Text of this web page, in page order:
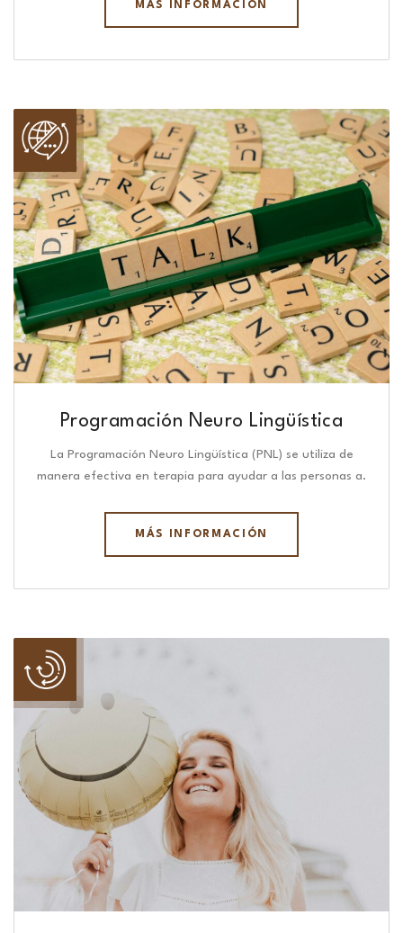
MÁS INFORMACIÓN
Programación Neuro Lingüística​
La Programación Neuro Lingüística (PNL) se utiliza de
manera efectiva en terapia para ayudar a las personas a.
MÁS INFORMACIÓN